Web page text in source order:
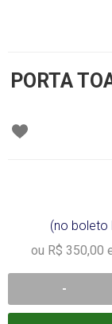
PORTA
(no boleto
ou R$ 350,00
-